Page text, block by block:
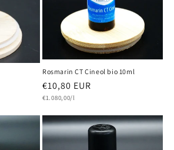
Rosmarin CT Cineol bio 10ml
Normaler
Preis
€10,80 EUR
Grundpreis
€1.080,00/l